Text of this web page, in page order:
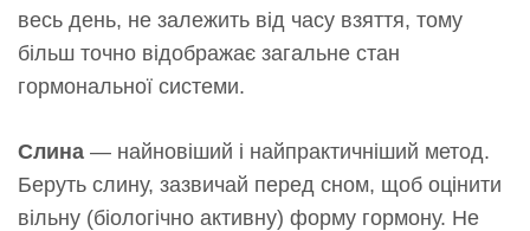
весь день, не залежить від часу взяття, тому
більш точно відображає загальне стан
гормональної системи.
Слина — найновіший і найпрактичніший метод.
Беруть слину, зазвичай перед сном, щоб оцінити
вільну (біологічно активну) форму гормону. Не